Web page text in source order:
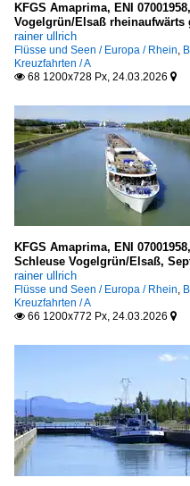
KFGS Amaprima, ENI
Vogelgrün/Elsaß rheinaufwärts
rainer ullrich
Flüsse und Seen / Europa / Rhein,
Kreuzfahrten / A
 68 1200x728 Px, 24.03.2026 
KFGS Amaprima, ENI
Schleuse Vogelgrün/Elsaß,
rainer ullrich
Flüsse und Seen / Europa / Rhein,
Kreuzfahrten / A
 66 1200x772 Px, 24.03.2026 